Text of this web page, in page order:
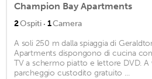
Champion Bay Apartments
2Ospiti · 1Camera
A soli 250 m dalla spiaggia di
Apartments dispongono di cucina
TV a schermo piatto e lettore DVD. A
parcheggio custodito gratuito ...